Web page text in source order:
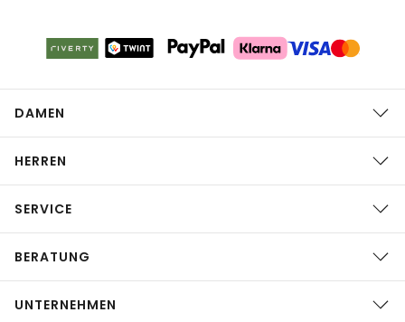
DAMEN
HERREN
SERVICE
BERATUNG
UNTERNEHMEN